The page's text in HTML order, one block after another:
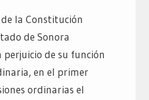
la Constitución
de Sonora
perjuicio de su función
en el primer
ordinarias el